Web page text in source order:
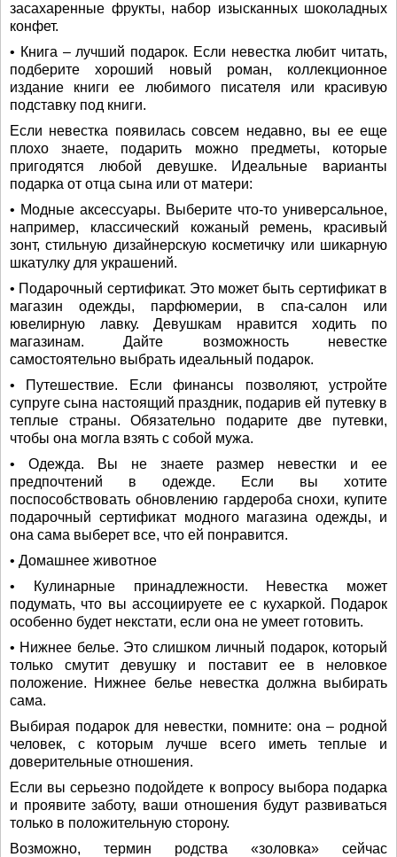
засахаренные фрукты, набор изысканных шоколадных
конфет.
• Книга – лучший подарок. Если невестка любит читать,
подберите хороший новый роман, коллекционное
издание книги ее любимого писателя или красивую
подставку под книги.
Если невестка появилась совсем недавно, вы ее еще
плохо знаете, подарить можно предметы, которые
пригодятся любой девушке. Идеальные варианты
подарка от отца сына или от матери:
• Модные аксессуары. Выберите что-то универсальное,
например, классический кожаный ремень, красивый
зонт, стильную дизайнерскую косметичку или шикарную
шкатулку для украшений.
• Подарочный сертификат. Это может быть сертификат в
магазин одежды, парфюмерии, в спа-салон или
ювелирную лавку. Девушкам нравится ходить по
магазинам. Дайте возможность невестке
самостоятельно выбрать идеальный подарок.
• Путешествие. Если финансы позволяют, устройте
супруге сына настоящий праздник, подарив ей путевку в
теплые страны. Обязательно подарите две путевки,
чтобы она могла взять с собой мужа.
• Одежда. Вы не знаете размер невестки и ее
предпочтений в одежде. Если вы хотите
поспособствовать обновлению гардероба снохи, купите
подарочный сертификат модного магазина одежды, и
она сама выберет все, что ей понравится.
• Домашнее животное
• Кулинарные принадлежности. Невестка может
подумать, что вы ассоциируете ее с кухаркой. Подарок
особенно будет некстати, если она не умеет готовить.
• Нижнее белье. Это слишком личный подарок, который
только смутит девушку и поставит ее в неловкое
положение. Нижнее белье невестка должна выбирать
сама.
Выбирая подарок для невестки, помните: она – родной
человек, с которым лучше всего иметь теплые и
доверительные отношения.
Если вы серьезно подойдете к вопросу выбора подарка
и проявите заботу, ваши отношения будут развиваться
только в положительную сторону.
Возможно, термин родства «золовка» сейчас